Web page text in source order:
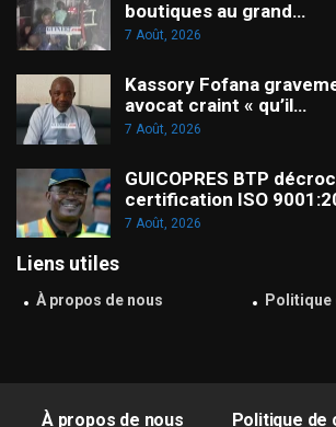
boutiques au grand…
7 Août, 2026
Kassory Fofana
avocat craint « qu’il…
7 Août, 2026
GUICOPRES BTP
certification ISO
7 Août, 2026
Liens utiles
À propos de nous
À propos de nous Politique